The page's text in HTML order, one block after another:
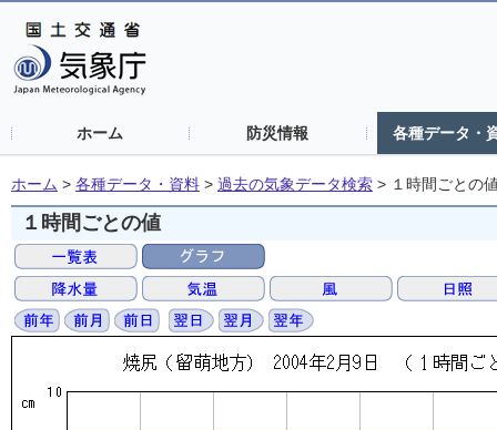
ホーム 防災情報 各種データ・
ホーム > 各種データ・資料 > 過去の気象データ検索 > １時間ごとの
１時間ごとの値